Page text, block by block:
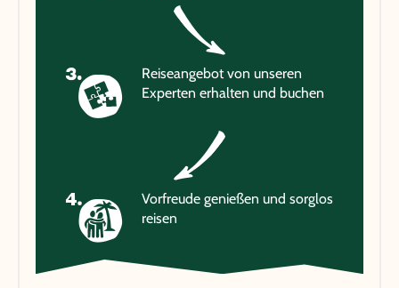
Reiseangebot von unseren
Experten erhalten und buchen
Vorfreude genießen und sorglos
reisen